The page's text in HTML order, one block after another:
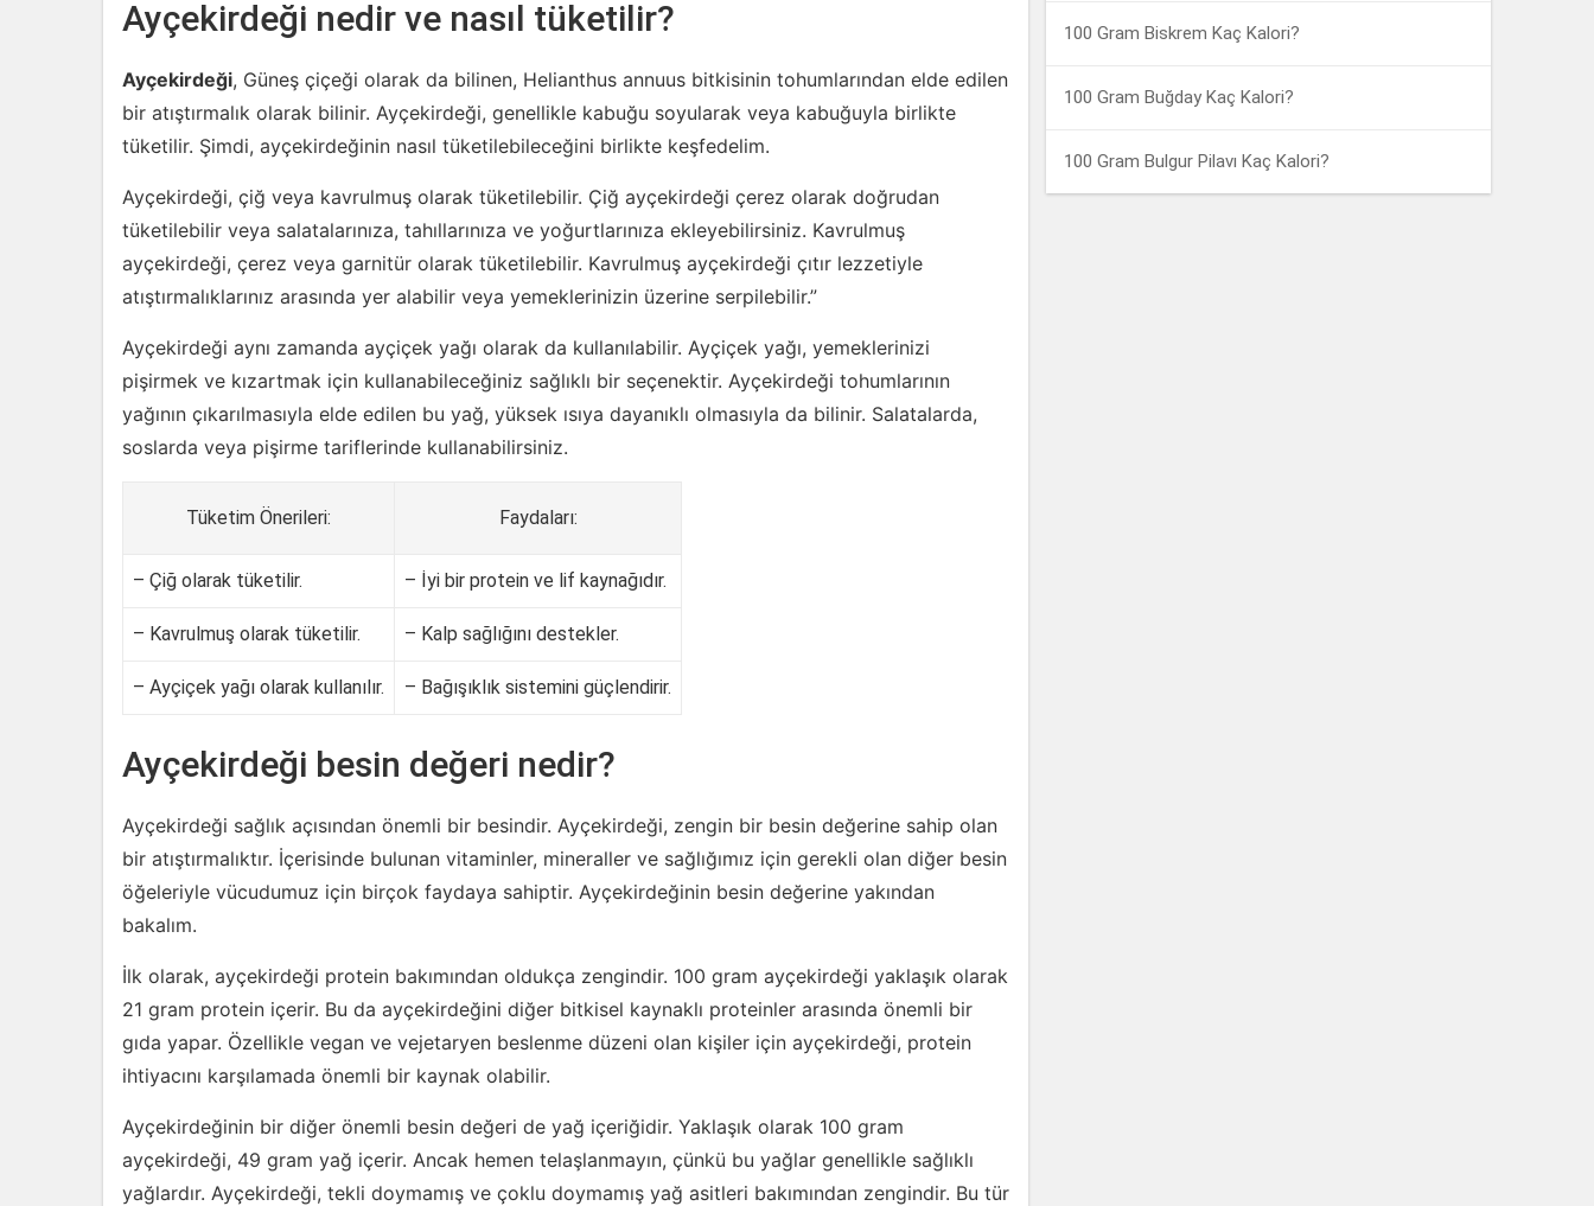
Ayçekirdeği nedir ve nasıl tüketilir?
Ayçekirdeği, Güneş çiçeği olarak da bilinen, Helianthus annuus bitkisinin tohumlarından elde edilen
bir atıştırmalık olarak bilinir. Ayçekirdeği, genellikle kabuğu soyularak veya kabuğuyla birlikte
tüketilir. Şimdi, ayçekirdeğinin nasıl tüketilebileceğini birlikte keşfedelim.
Ayçekirdeği, çiğ veya kavrulmuş olarak tüketilebilir. Çiğ ayçekirdeği çerez olarak doğrudan
tüketilebilir veya salatalarınıza, tahıllarınıza ve yoğurtlarınıza ekleyebilirsiniz. Kavrulmuş
ayçekirdeği, çerez veya garnitür olarak tüketilebilir. Kavrulmuş ayçekirdeği çıtır lezzetiyle
atıştırmalıklarınız arasında yer alabilir veya yemeklerinizin üzerine serpilebilir.”
Ayçekirdeği aynı zamanda ayçiçek yağı olarak da kullanılabilir. Ayçiçek yağı, yemeklerinizi
pişirmek ve kızartmak için kullanabileceğiniz sağlıklı bir seçenektir. Ayçekirdeği tohumlarının
yağının çıkarılmasıyla elde edilen bu yağ, yüksek ısıya dayanıklı olmasıyla da bilinir. Salatalarda,
soslarda veya pişirme tariflerinde kullanabilirsiniz.
Tüketim Önerileri: Faydaları:
– Çiğ olarak tüketilir. – İyi bir protein ve lif kaynağıdır.
– Kavrulmuş olarak tüketilir. – Kalp sağlığını destekler.
– Ayçiçek yağı olarak kullanılır. – Bağışıklık sistemini güçlendirir.
Ayçekirdeği besin değeri nedir?
Ayçekirdeği sağlık açısından önemli bir besindir. Ayçekirdeği, zengin bir besin değerine sahip olan
bir atıştırmalıktır. İçerisinde bulunan vitaminler, mineraller ve sağlığımız için gerekli olan diğer besin
öğeleriyle vücudumuz için birçok faydaya sahiptir. Ayçekirdeğinin besin değerine yakından
bakalım.
İlk olarak, ayçekirdeği protein bakımından oldukça zengindir. 100 gram ayçekirdeği yaklaşık olarak
21 gram protein içerir. Bu da ayçekirdeğini diğer bitkisel kaynaklı proteinler arasında önemli bir
gıda yapar. Özellikle vegan ve vejetaryen beslenme düzeni olan kişiler için ayçekirdeği, protein
ihtiyacını karşılamada önemli bir kaynak olabilir.
Ayçekirdeğinin bir diğer önemli besin değeri de yağ içeriğidir. Yaklaşık olarak 100 gram
ayçekirdeği, 49 gram yağ içerir. Ancak hemen telaşlanmayın, çünkü bu yağlar genellikle sağlıklı
yağlardır. Ayçekirdeği, tekli doymamış ve çoklu doymamış yağ asitleri bakımından zengindir. Bu tür
100 Gram Biskrem Kaç Kalori?
100 Gram Buğday Kaç Kalori?
100 Gram Bulgur Pilavı Kaç Kalori?